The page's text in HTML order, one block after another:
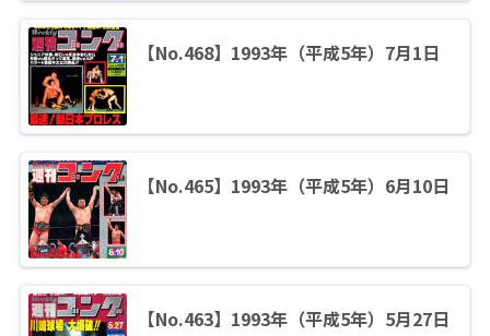
【No.468】1993年（平成5年）7月1日
【No.465】1993年（平成5年）6月10日
【No.463】1993年（平成5年）5月27日